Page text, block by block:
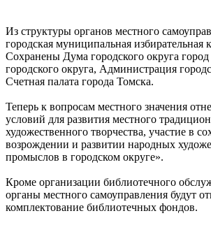
Из структуры органов местного
городская муниципальная избирательная
Сохранены Дума городского округа
городского округа, Администрация
Счетная палата города Томска.
Теперь к вопросам местного значения
условий для развития местного
художественного творчества, участие в
возрождении и развитии народных
промыслов в городском округе».
Кроме организации библиотечного
органы местного самоуправления будут
комплектование библиотечных фондов.